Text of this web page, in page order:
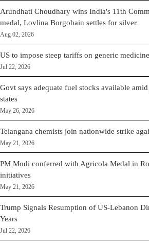
Arundhati Choudhary wins India's 11th
medal, Lovlina Borgohain settles for silver
Aug 02, 2026
US to impose steep tariffs on generic
Jul 22, 2026
Govt says adequate fuel stocks available
states
May 26, 2026
Telangana chemists join nationwide strike
May 21, 2026
PM Modi conferred with Agricola Medal in
initiatives
May 21, 2026
Trump Signals Resumption of US-Lebanon
Years
Jul 22, 2026